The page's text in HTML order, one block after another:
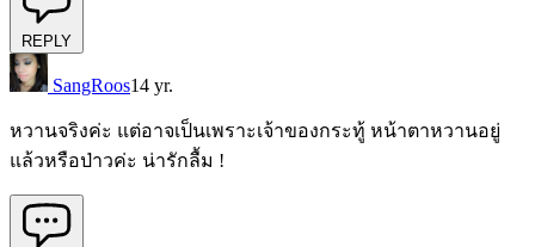
REPLY
SangRoos14 yr.
หวานจริงค่ะ แต่อาจเป็นเพราะเจ้าของกระทู้ หน้าตาหวานอยู่
แล้วหรือป่าวค่ะ น่ารักลื้ม !